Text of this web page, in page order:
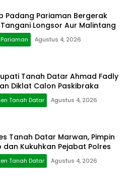
Padang Pariaman Bergerak
Longsor Aur Malintang
Agustus 4, 2026
Tanah Datar Ahmad Fadly
Diklat Calon Paskibraka
Tanah Datar Agustus 4, 2026
Tanah Datar Marwan, Pimpin
dan Kukuhkan Pejabat Polres
Tanah Datar Agustus 4, 2026